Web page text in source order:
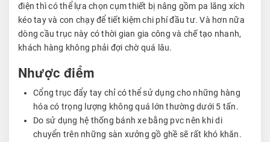
điện thì có thể lựa chọn cụm thiết bị nâng gồm pa lăng xích
kéo tay và con chạy để tiết kiệm chi phí đầu tư. Và hơn nữa
dòng cầu trục này có thời gian gia công và chế tạo nhanh,
khách hàng không phải đợi chờ quá lâu.
Nhược điểm
Cổng trục đẩy tay chỉ có thể sử dụng cho những hàng
hóa có trọng lượng không quá lớn thường dưới 5 tấn.
Do sử dụng hệ thống bánh xe bằng pvc nên khi di
chuyển trên những sàn xưởng gồ ghề sẽ rất khó khăn.